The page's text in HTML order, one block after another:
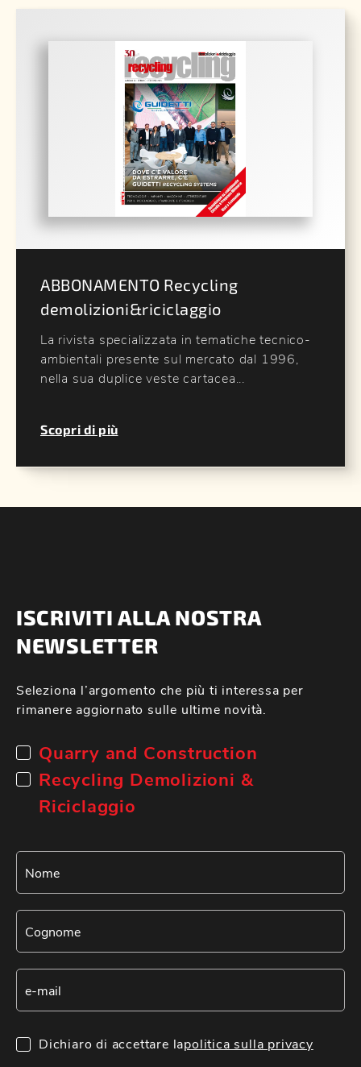
ABBONAMENTO Recycling
demolizioni&riciclaggio
La rivista specializzata in tematiche tecnico-
ambientali presente sul mercato dal 1996,
nella sua duplice veste cartacea...
Scopri di più
ISCRIVITI ALLA NOSTRA
NEWSLETTER
Seleziona l’argomento che più ti interessa per
rimanere aggiornato sulle ultime novità.
Quarry and Construction
Recycling Demolizioni &
Riciclaggio
Dichiaro di accettare lapolitica sulla privacy